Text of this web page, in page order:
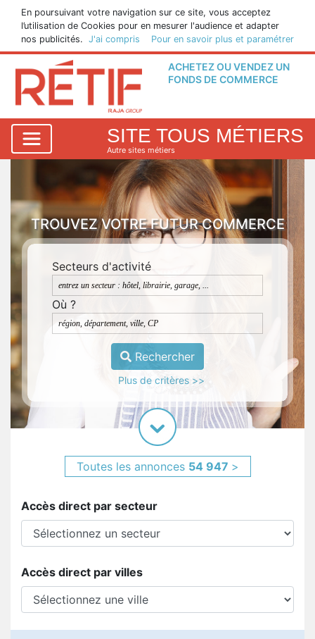
En poursuivant votre navigation sur ce site, vous acceptez
l’utilisation de Cookies pour en mesurer l'audience et adapter
nos publicités. J'ai compris Pour en savoir plus et paramétrer
ACHETEZ OU VENDEZ UN
FONDS DE COMMERCE
SITE TOUS MÉTIERS
Autre sites métiers
TROUVEZ VOTRE FUTUR COMMERCE
Secteurs d'activité
Où ?
Rechercher
Plus de critères >>
Toutes les annonces 54 947 >
Accès direct par secteur
Accès direct par villes